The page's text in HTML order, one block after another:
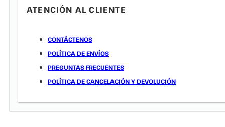
ATENCIÓN AL CLIENTE
CONTÁCTENOS
POLÍTICA DE ENVÍOS
PREGUNTAS FRECUENTES
POLÍTICA DE CANCELACIÓN Y DEVOLUCIÓN